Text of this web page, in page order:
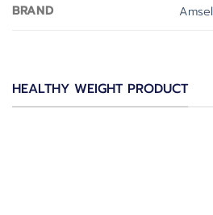
BRAND
Amsel
HEALTHY WEIGHT PRODUCT